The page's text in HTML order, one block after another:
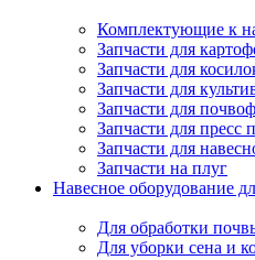
Комплектующие к
Запчасти для
Запчасти для
Запчасти для
Запчасти для
Запчасти для
Запчасти для
Запчасти на плуг
Навесное оборудование
Для обработки
Для уборки сена и